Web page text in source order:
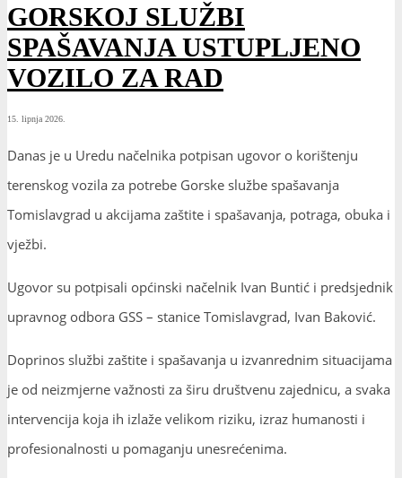
GORSKOJ SLUŽBI
SPAŠAVANJA USTUPLJENO
VOZILO ZA RAD
15. lipnja 2026.
Danas je u Uredu načelnika potpisan ugovor o korištenju
terenskog vozila za potrebe Gorske službe spašavanja
Tomislavgrad u akcijama zaštite i spašavanja, potraga, obuka i
vježbi.
Ugovor su potpisali općinski načelnik Ivan Buntić i predsjednik
upravnog odbora GSS – stanice Tomislavgrad, Ivan Baković.
Doprinos službi zaštite i spašavanja u izvanrednim situacijama
je od neizmjerne važnosti za širu društvenu zajednicu, a svaka
intervencija koja ih izlaže velikom riziku, izraz humanosti i
profesionalnosti u pomaganju unesrećenima.